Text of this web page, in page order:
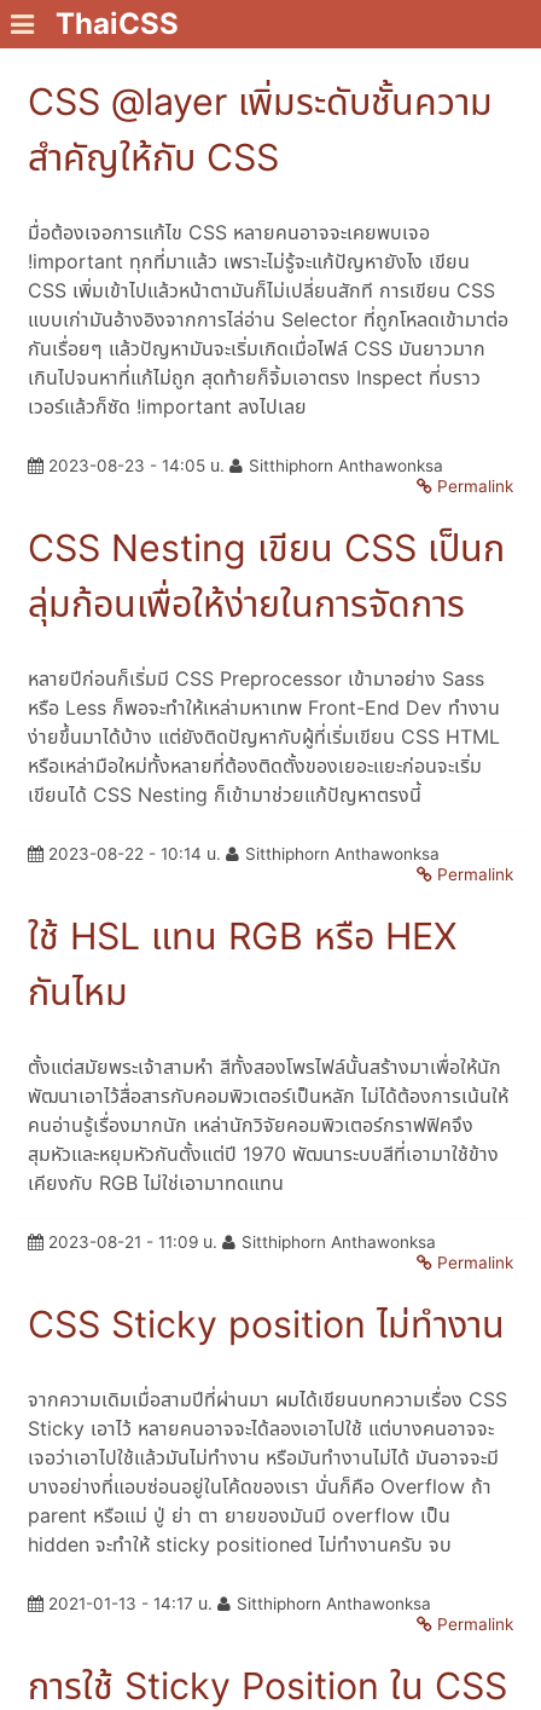
ThaiCSS
CSS @layer เพิ่มระดับชั้นความ
สำคัญให้กับ CSS
มื่อต้องเจอการแก้ไข CSS หลายคนอาจจะเคยพบเจอ
!important ทุกที่มาแล้ว เพราะไม่รู้จะแก้ปัญหายังไง เขียน
CSS เพิ่มเข้าไปแล้วหน้าตามันก็ไม่เปลี่ยนสักที การเขียน CSS
แบบเก่ามันอ้างอิงจากการไล่อ่าน Selector ที่ถูกโหลดเข้ามาต่อ
กันเรื่อยๆ แล้วปัญหามันจะเริ่มเกิดเมื่อไฟล์ CSS มันยาวมาก
เกินไปจนหาที่แก้ไม่ถูก สุดท้ายก็จิ้มเอาตรง Inspect ที่บราว
เวอร์แล้วก็ซัด !important ลงไปเลย
2023-08-23 - 14:05 น.
Sitthiphorn Anthawonksa
Permalink
CSS Nesting เขียน CSS เป็นก
ลุ่มก้อนเพื่อให้ง่ายในการจัดการ
หลายปีก่อนก็เริ่มมี CSS Preprocessor เข้ามาอย่าง Sass
หรือ Less ก็พอจะทำให้เหล่ามหาเทพ Front-End Dev ทำงาน
ง่ายขึ้นมาได้บ้าง แต่ยังติดปัญหากับผู้ที่เริ่มเขียน CSS HTML
หรือเหล่ามือใหม่ทั้งหลายที่ต้องติดตั้งของเยอะแยะก่อนจะเริ่ม
เขียนได้ CSS Nesting ก็เข้ามาช่วยแก้ปัญหาตรงนี้
2023-08-22 - 10:14 น.
Sitthiphorn Anthawonksa
Permalink
ใช้ HSL แทน RGB หรือ HEX
กันไหม
ตั้งแต่สมัยพระเจ้าสามหำ สีทั้งสองโพรไฟล์นั้นสร้างมาเพื่อให้นัก
พัฒนาเอาไว้สื่อสารกับคอมพิวเตอร์เป็นหลัก ไม่ได้ต้องการเน้นให้
คนอ่านรู้เรื่องมากนัก เหล่านักวิจัยคอมพิวเตอร์กราฟฟิคจึง
สุมหัวและหยุมหัวกันตั้งแต่ปี 1970 พัฒนาระบบสีที่เอามาใช้ข้าง
เคียงกับ RGB ไม่ใช่เอามาทดแทน
2023-08-21 - 11:09 น.
Sitthiphorn Anthawonksa
Permalink
CSS Sticky position ไม่ทำงาน
จากความเดิมเมื่อสามปีที่ผ่านมา ผมได้เขียนบทความเรื่อง CSS
Sticky เอาไว้ หลายคนอาจจะได้ลองเอาไปใช้ แต่บางคนอาจจะ
เจอว่าเอาไปใช้แล้วมันไม่ทำงาน หรือมันทำงานไม่ได้ มันอาจจะมี
บางอย่างที่แอบซ่อนอยู่ในโค้ดของเรา นั่นก็คือ Overflow ถ้า
parent หรือแม่ ปู่ ย่า ตา ยายของมันมี overflow เป็น
hidden จะทำให้ sticky positioned ไม่ทำงานครับ จบ
2021-01-13 - 14:17 น.
Sitthiphorn Anthawonksa
Permalink
การใช้ Sticky Position ใน CSS